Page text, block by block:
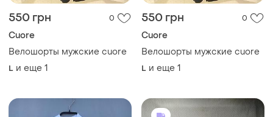
550 грн 0
Cuore
Велошорты мужские cuore
L и еще 1
550 грн 0
Cuore
Велошорты мужские cuore
L и еще 1